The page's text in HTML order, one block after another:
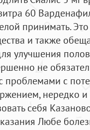
60
принимать.
и также
улучшения
не
с
нередко и
себя
Любе